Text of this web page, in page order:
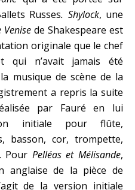
Russes. Shylock, une
de Shakespeare est
originale que le chef
n’avait jamais été
musique de scène de la
a repris la suite
par Fauré en lui
initiale pour flûte,
basson, cor, trompette,
Pour Pelléas et Mélisande,
anglaise de la pièce de
de la version initiale